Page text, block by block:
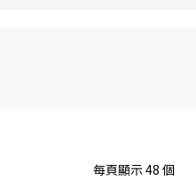
每頁顯示 48 個